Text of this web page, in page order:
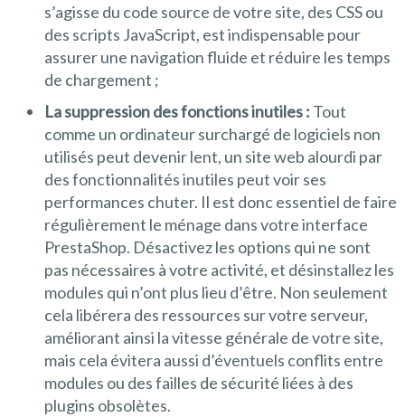
s’agisse du code source de votre site, des CSS ou
des scripts JavaScript, est indispensable pour
assurer une navigation fluide et réduire les temps
de chargement ;
La suppression des fonctions inutiles : Tout
comme un ordinateur surchargé de logiciels non
utilisés peut devenir lent, un site web alourdi par
des fonctionnalités inutiles peut voir ses
performances chuter. Il est donc essentiel de faire
régulièrement le ménage dans votre interface
PrestaShop. Désactivez les options qui ne sont
pas nécessaires à votre activité, et désinstallez les
modules qui n’ont plus lieu d’être. Non seulement
cela libérera des ressources sur votre serveur,
améliorant ainsi la vitesse générale de votre site,
mais cela évitera aussi d’éventuels conflits entre
modules ou des failles de sécurité liées à des
plugins obsolètes.